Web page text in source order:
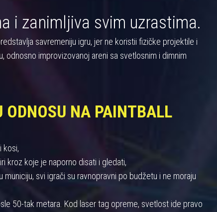
i zanimljiva svim uzrastima.
savremeniju igru, jer ne koristii fizičke projektile i
improvizovanoj areni sa svetlosnim i dimnim
ODNOSU NA PAINTBALL
kosi,
kroz koje je naporno disati i gledati,
svi igrači su ravnopravni po budžetu i ne moraju
50-tak metara. Kod laser tag opreme, svetlost ide pravo